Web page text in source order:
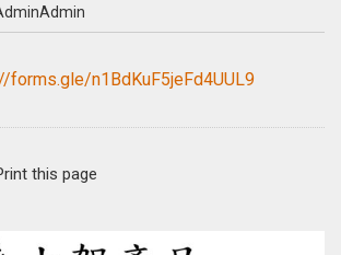
forms.gle/n1BdKuF5jeFd4UUL9
this page